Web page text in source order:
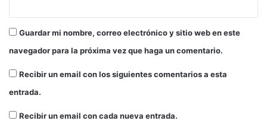
Guardar mi nombre, correo electrónico y sitio web en este
navegador para la próxima vez que haga un comentario.
Recibir un email con los siguientes comentarios a esta
entrada.
Recibir un email con cada nueva entrada.